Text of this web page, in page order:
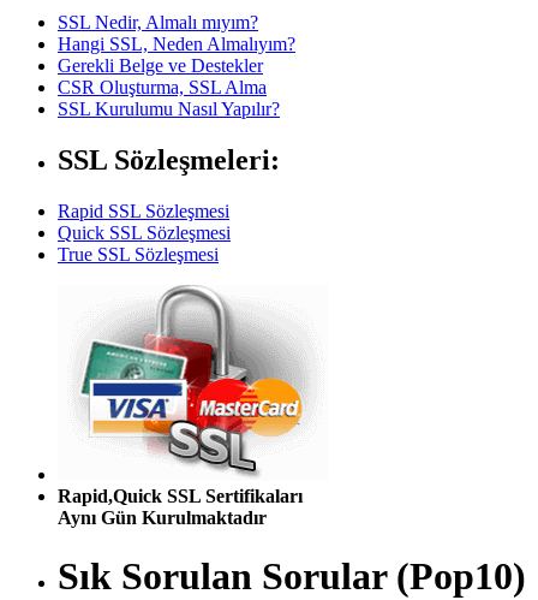
SSL Nedir, Almalı mıyım?
Hangi SSL, Neden Almalıyım?
Gerekli Belge ve Destekler
CSR Oluşturma, SSL Alma
SSL Kurulumu Nasıl Yapılır?
SSL Sözleşmeleri:
Rapid SSL Sözleşmesi
Quick SSL Sözleşmesi
True SSL Sözleşmesi
Rapid,Quick SSL Sertifikaları
Aynı Gün Kurulmaktadır
Sık Sorulan Sorular (Pop10)